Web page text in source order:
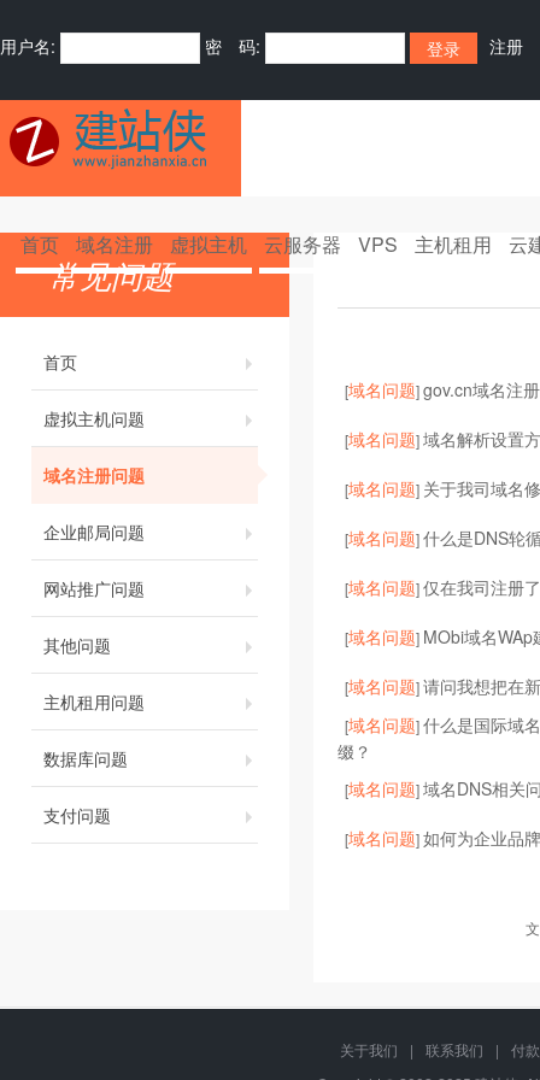
用户名: 密 码: 注册
首页 域名注册 虚拟主机 云服务器 VPS 主机租用 云
常见问题
首页
虚拟主机问题
域名注册问题
企业邮局问题
网站推广问题
其他问题
主机租用问题
数据库问题
支付问题
[域名问题]gov.cn域名注
[域名问题]域名解析设置
[域名问题] 关于我司域名
[域名问题]什么是DNS轮
[域名问题]仅在我司注册
[域名问题] MObi域名WAp
[域名问题]请问我想把在
[域名问题]什么是国际域
缀？
[域名问题]域名DNS相关
[域名问题]如何为企业品
关于我们 | 联系我们 |
付